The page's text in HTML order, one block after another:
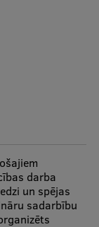
darba
un spējas
sadarbību